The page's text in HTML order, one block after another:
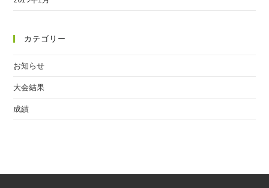
カテゴリー
お知らせ
大会結果
成績